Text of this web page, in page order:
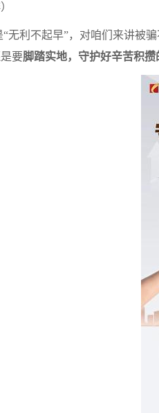
“无利不起早”，对咱们来讲被
要脚踏实地，守护好辛苦积攒